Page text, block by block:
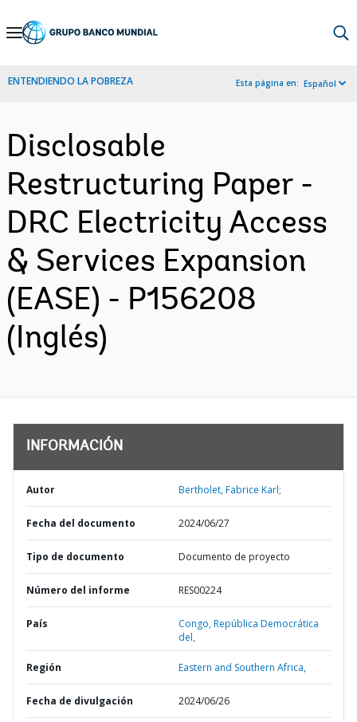
Skip
Navigation
ENTENDIENDO LA POBREZA Esta página en: Español
Disclosable
Restructuring Paper -
DRC Electricity Access
& Services Expansion
(EASE) - P156208
(Inglés)
INFORMACIÓN
Autor Bertholet, Fabrice Karl;
Fecha del documento 2024/06/27
Tipo de documento Documento de proyecto
Número del informe RES00224
País Congo,República Democrática
del,
Región Eastern and Southern Africa,
Fecha de divulgación 2024/06/26